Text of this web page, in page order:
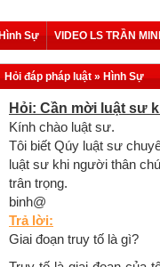
Sự VIDEO LS TRẦN
Hỏi đáp pháp luật» Hình Sự
Hỏi: Cần mời luật sư
Kính chào luật sư.
Tôi biết Qúy luật sư
luật sư khi người thân
trân trọng.
binh@
Trả lời:
Giai đoạn truy tố là gì?